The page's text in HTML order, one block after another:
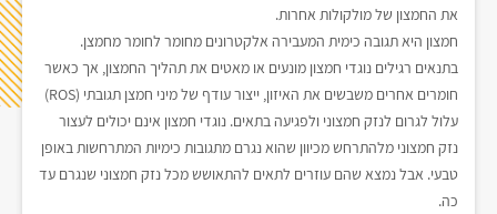
את החמצון של מולקולות אחרות.
חמצון היא תגובה כימית המעבירה אלקטרונים מחומר לחומר מחמצן.
בתנאים רגילים נוגדי חמצון מונעים או מאטים את תהליך החמצון, אך כאשר
חומרים אחרים משבשים את האיזון, ייצור עודף של מיני חמצן תגובתי (ROS)
עלול לגרום לנזק חמצוני ולפגיעה בתאים. נוגדי חמצון אינם יכולים לעצור
נזק חמצוני מלהתרחש מכיוון שהוא נגרם מתגובות כימיות המתרחשות באופן
טבעי. אבל נמצא שהם עוזרים לתאים להתאושש מכל נזק חמצוני שנגרם עד
כה.